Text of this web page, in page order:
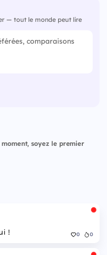
— tout le monde peut lire
soyez le premier
! 0 0